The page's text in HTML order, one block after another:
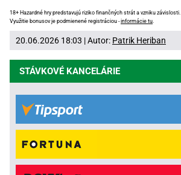
18+ Hazardné hry predstavujú riziko finančných strát a vzniku závislosti.
Využitie bonusov je podmienené registráciou -informácie tu.
20.06.2026 18:03 | Autor: Patrik Heriban
STÁVKOVÉ KANCELÁRIE